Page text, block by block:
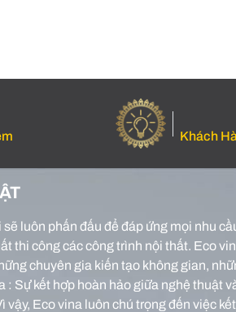
Khách
luôn phấn đấu để đáp ứng mọi nhu
thi công các công trình nội thất. Eco
chuyên gia kiến tạo không gian,
: Sự kết hợp hoàn hảo giữa nghệ thuật
vậy, Eco vina luôn chú trọng đến việc